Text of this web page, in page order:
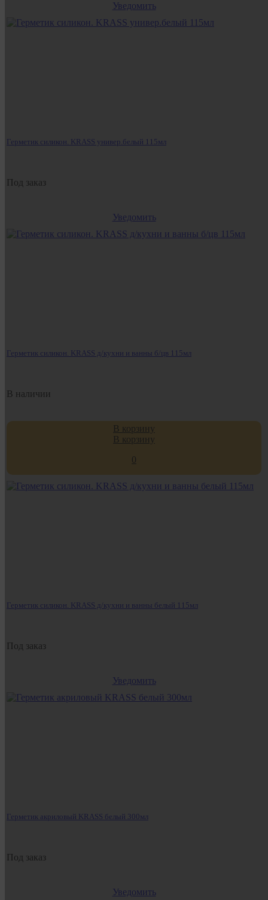
Уведомить
Герметик силикон. KRASS универ.белый 115мл
Под заказ
Уведомить
Герметик силикон. KRASS д/кухни и ванны б/цв 115мл
В наличии
В корзину
В корзину
0
Герметик силикон. KRASS д/кухни и ванны белый 115мл
Под заказ
Уведомить
Герметик акриловый KRASS белый 300мл
Под заказ
Уведомить